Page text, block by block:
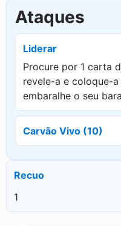
Ataques
Liderar
Procure por 1 carta
revele-a e coloque-a
embaralhe o seu
Carvão Vivo (10)
Recuo
1